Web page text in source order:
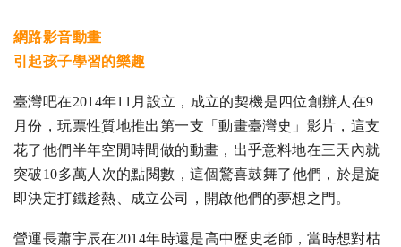
網路影音動畫
引起孩子學習的樂趣
臺灣吧在2014年11月設立，成立的契機是四位創辦人在9
月份，玩票性質地推出第一支「動畫臺灣史」影片，這支
花了他們半年空閒時間做的動畫，出乎意料地在三天內就
突破10多萬人次的點閱數，這個驚喜鼓舞了他們，於是旋
即決定打鐵趁熱、成立公司，開啟他們的夢想之門。
營運長蕭宇辰在2014年時還是高中歷史老師，當時想對枯